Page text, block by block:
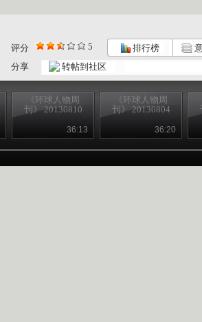
评分 5 排行榜
分享
转帖到社区
《环球人物周
刊》 20130810
36:13
《环球人物周
刊》 20130804
36:20